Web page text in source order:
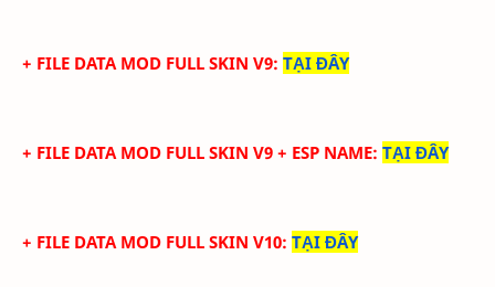
+ FILE DATA MOD FULL SKIN V9: TẠI ĐÂY
+ FILE DATA MOD FULL SKIN V9 + ESP NAME: TẠI ĐÂY
+ FILE DATA MOD FULL SKIN V10: TẠI ĐÂY